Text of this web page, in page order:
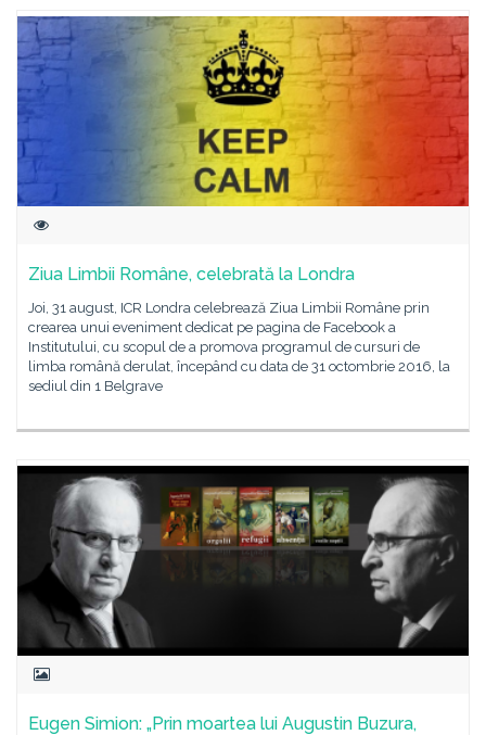
Ziua Limbii Române, celebrată la Londra
Joi, 31 august, ICR Londra celebrează Ziua Limbii Române prin
crearea unui eveniment dedicat pe pagina de Facebook a
Institutului, cu scopul de a promova programul de cursuri de
limba română derulat, începând cu data de 31 octombrie 2016, la
sediul din 1 Belgrave
Eugen Simion: „Prin moartea lui Augustin Buzura,